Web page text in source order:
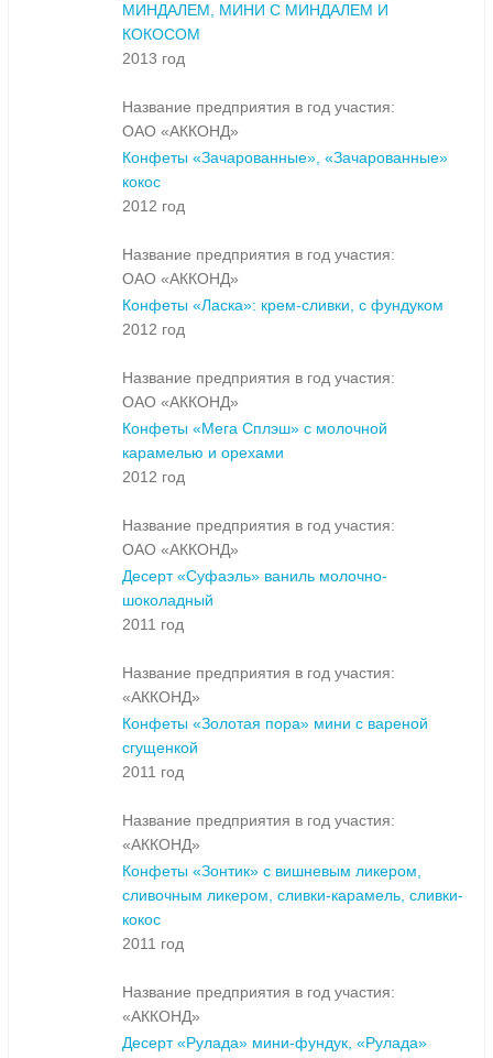
МИНДАЛЕМ, МИНИ С МИНДАЛЕМ И
КОКОСОМ
2013 год
Название предприятия в год участия:
ОАО «АККОНД»
Конфеты «Зачарованные», «Зачарованные»
кокос
2012 год
Название предприятия в год участия:
ОАО «АККОНД»
Конфеты «Ласка»: крем-сливки, с фундуком
2012 год
Название предприятия в год участия:
ОАО «АККОНД»
Конфеты «Мега Сплэш» с молочной
карамелью и орехами
2012 год
Название предприятия в год участия:
ОАО «АККОНД»
Десерт «Суфаэль» ваниль молочно-
шоколадный
2011 год
Название предприятия в год участия:
«АККОНД»
Конфеты «Золотая пора» мини с вареной
сгущенкой
2011 год
Название предприятия в год участия:
«АККОНД»
Конфеты «Зонтик» с вишневым ликером,
сливочным ликером, сливки-карамель, сливки-
кокос
2011 год
Название предприятия в год участия:
«АККОНД»
Десерт «Рулада» мини-фундук, «Рулада»